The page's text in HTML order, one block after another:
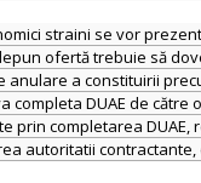
straini se vor
ofertă trebuie să
anulare a constituirii
completa DUAE de
prin completarea
autoritatii